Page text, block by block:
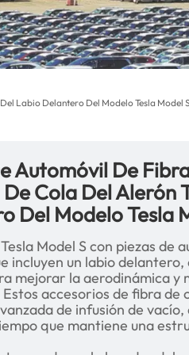
Labio Delantero Del Modelo Tesla Model
Automóvil De
Cola Del Alerón
Del Modelo Tesla
Model S con piezas de
incluyen un labio
mejorar la aerodinámica
accesorios de fibra de
de infusión de
que mantiene una